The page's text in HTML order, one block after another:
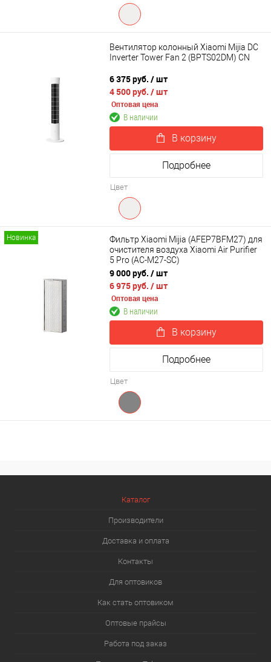
Вентилятор колонный Xiaomi Mijia DC
Inverter Tower Fan 2 (BPTS02DM) CN
6 375 руб. / шт
4 500 руб. / шт
Оптовая цена
В наличии
В корзину
Подробнее
Цвет
Новинка
Фильтр Xiaomi Mijia (AFEP7BFM27) для
очистителя воздуха Xiaomi Air Purifier
5 Pro (AC-M27-SC)
9 000 руб. / шт
6 975 руб. / шт
Оптовая цена
В наличии
В корзину
Подробнее
Цвет
Каталог
Производители
Доставка и оплата
Контакты
Для оптовиков
Как стать оптовиком
Оптовые прайсы
Работа под заказ